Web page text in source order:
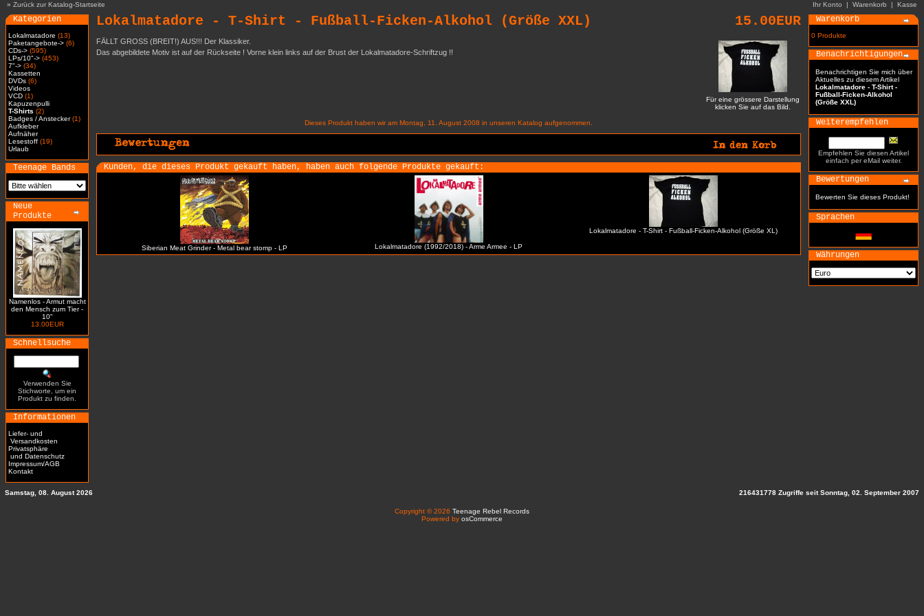
» Zurück zur Katalog-Startseite Ihr Konto | Warenkorb | Kasse
Kategorien
Lokalmatadore (13)
Paketangebote-> (6)
CDs-> (595)
LPs/10"-> (453)
7"-> (34)
Kassetten
DVDs (6)
Videos
VCD (1)
Kapuzenpulli
T-Shirts (2)
Badges / Anstecker(1)
Aufkleber
Aufnäher
Lesestoff (19)
Urlaub
Teenage Bands
Neue
Produkte
Namenlos - Armut macht
den Mensch zum Tier -
10"
13.00EUR
Schnellsuche
Verwenden Sie
Stichworte, um ein
Produkt zu finden.
Informationen
Liefer- und
Versandkosten
Privatsphäre
und Datenschutz
Impressum/AGB
Kontakt
Lokalmatadore - T-Shirt - Fußball-Ficken-Alkohol (Größe XXL) 15.00EUR
Für eine grössere Darstellung
klicken Sie auf das Bild.
FÄLLT GROSS (BREIT!) AUS!!! Der Klassiker.
Das abgebildete Motiv ist auf der Rückseite ! Vorne klein links auf der Brust der Lokalmatadore-Schriftzug !!
Dieses Produkt haben wir am Montag, 11. August 2008 in unseren Katalog aufgenommen.
Kunden, die dieses Produkt gekauft haben, haben auch folgende Produkte gekauft:
Siberian Meat Grinder - Metal bear stomp - LP Lokalmatadore (1992/2018) - Arme Armee - LP
Lokalmatadore - T-Shirt - Fußball-Ficken-Alkohol (Größe XL)
Warenkorb
0 Produkte
Benachrichtigungen
Benachrichtigen Sie mich über
Aktuelles zu diesem Artikel
Lokalmatadore - T-Shirt -
Fußball-Ficken-Alkohol
(Größe XXL)
Weiterempfehlen
Empfehlen Sie diesen Artikel
einfach per eMail weiter.
Bewertungen
Bewerten Sie dieses Produkt!
Sprachen
Währungen
Samstag, 08. August 2026 216431778 Zugriffe seit Sonntag, 02. September 2007
Copyright © 2026 Teenage Rebel Records
Powered by osCommerce